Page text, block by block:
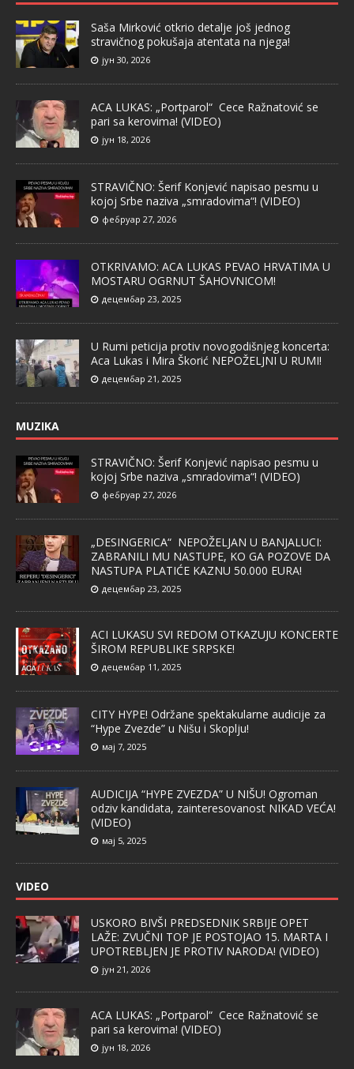
Saša Mirković otkrio detalje još jednog
stravičnog pokušaja atentata na njega!
јун 30, 2026
ACA LUKAS: „Portparol“ Cece Ražnatović se
pari sa kerovima! (VIDEO)
јун 18, 2026
STRAVIČNO: Šerif Konjević napisao pesmu u
kojoj Srbe naziva „smradovima“! (VIDEO)
фебруар 27, 2026
OTKRIVAMO: ACA LUKAS PEVAO HRVATIMA U
MOSTARU OGRNUT ŠAHOVNICOM!
децембар 23, 2025
U Rumi peticija protiv novogodišnjeg koncerta:
Aca Lukas i Mira Škorić NEPOŽELJNI U RUMI!
децембар 21, 2025
MUZIKA
STRAVIČNO: Šerif Konjević napisao pesmu u
kojoj Srbe naziva „smradovima“! (VIDEO)
фебруар 27, 2026
„DESINGERICA“ NEPOŽELJAN U BANJALUCI:
ZABRANILI MU NASTUPE, KO GA POZOVE DA
NASTUPA PLATIĆE KAZNU 50.000 EURA!
децембар 23, 2025
ACI LUKASU SVI REDOM OTKAZUJU KONCERTE
ŠIROM REPUBLIKE SRPSKE!
децембар 11, 2025
CITY HYPE! Održane spektakularne audicije za
“Hype Zvezde” u Nišu i Skoplju!
мај 7, 2025
AUDICIJA “HYPE ZVEZDA” U NIŠU! Ogroman
odziv kandidata, zainteresovanost NIKAD VEĆA!
(VIDEO)
мај 5, 2025
VIDEO
USKORO BIVŠI PREDSEDNIK SRBIJE OPET
LAŽE: ZVUČNI TOP JE POSTOJAO 15. MARTA I
UPOTREBLJEN JE PROTIV NARODA! (VIDEO)
јун 21, 2026
ACA LUKAS: „Portparol“ Cece Ražnatović se
pari sa kerovima! (VIDEO)
јун 18, 2026